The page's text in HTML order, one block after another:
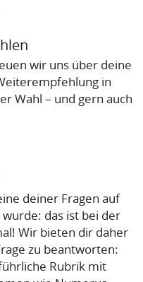
wir uns über deine
in
Wahl – und gern auch
deiner Fragen auf
das ist bei der
Wir bieten dir daher
zu beantworten:
Rubrik mit